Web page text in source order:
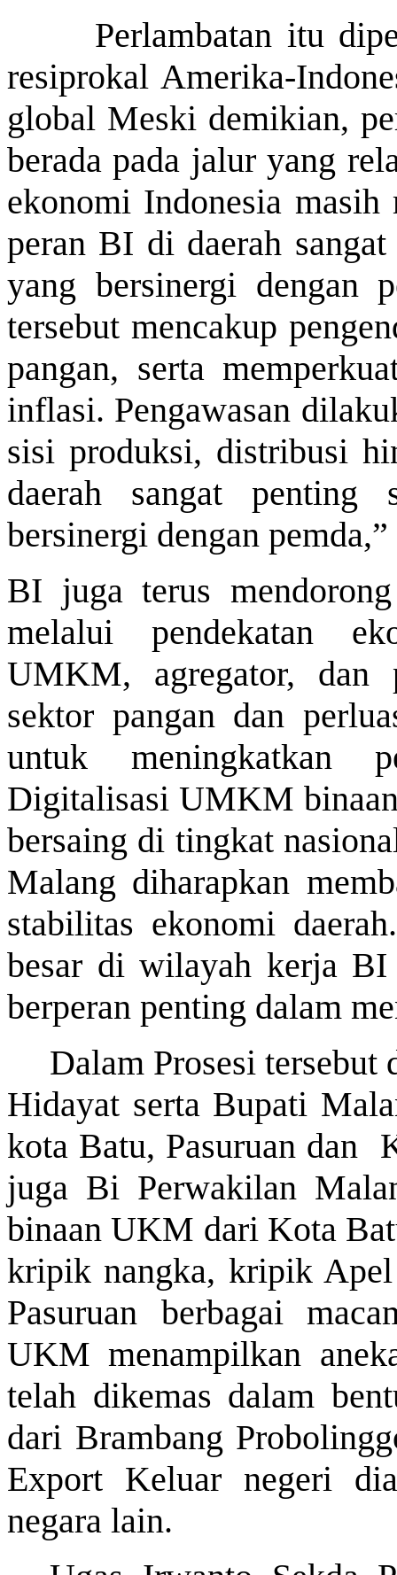
Perlambatan itu
resiprokal Amerika-
global Meski demikian,
berada pada jalur yang
ekonomi Indonesia
peran BI di daerah
yang bersinergi dengan
tersebut mencakup
pangan, serta
inflasi. Pengawasan
sisi produksi, distribusi
daerah sangat penting
bersinergi dengan
BI juga terus
melalui pendekatan
UMKM, agregator, dan
sektor pangan dan
untuk meningkatkan
Digitalisasi UMKM
bersaing di tingkat
Malang diharapkan
stabilitas ekonomi
besar di wilayah kerja
berperan penting dalam
Dalam Prosesi
Hidayat serta Bupati
kota Batu, Pasuruan dan
juga Bi Perwakilan
binaan UKM dari Kota
kripik nangka, kripik
Pasuruan berbagai
UKM menampilkan
telah dikemas dalam
dari Brambang
Export Keluar negeri
negara lain.